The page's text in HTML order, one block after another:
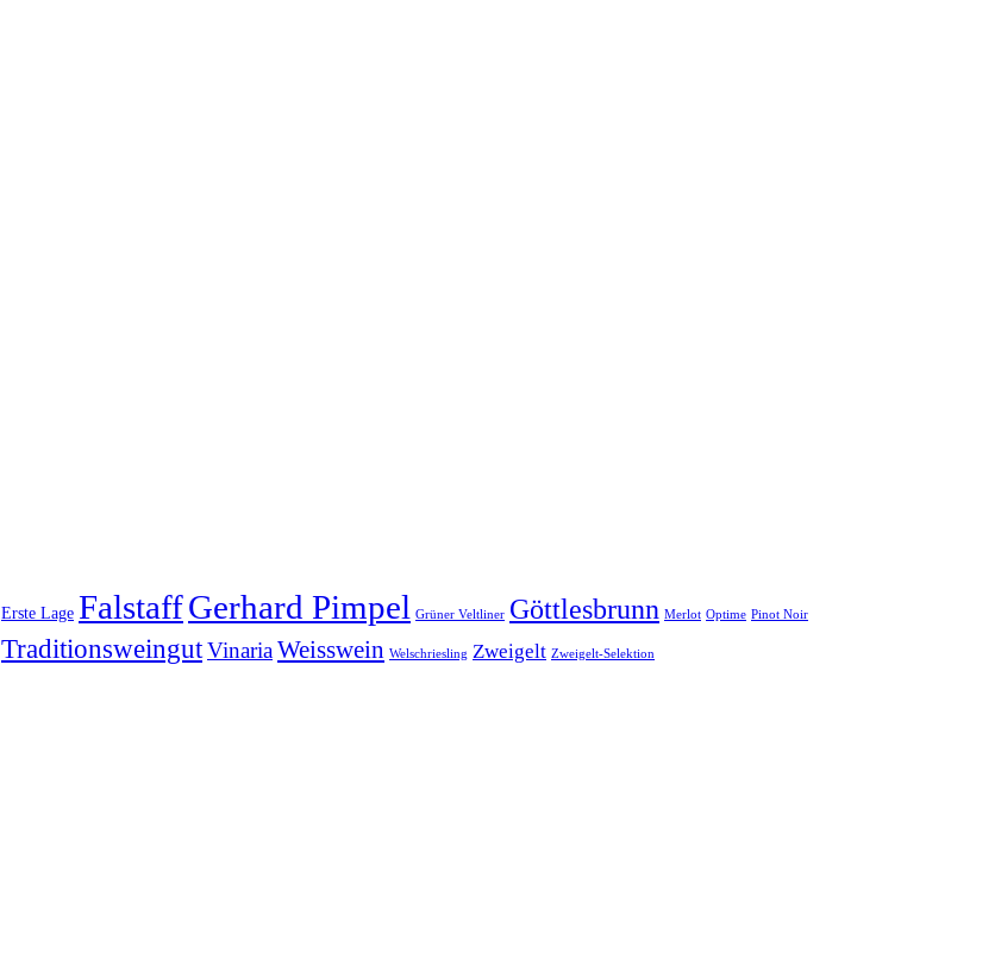
Erste Lage FalstaffGerhard Pimpel Grüner Veltliner Göttlesbrunn Merlot Optime Pinot Noir
TraditionsweingutVinariaWeisswein Welschriesling Zweigelt Zweigelt-Selektion